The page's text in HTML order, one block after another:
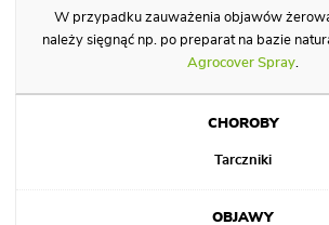
W przypadku zauważenia objawów
należy sięgnąć np. po preparat na bazie
Agrocover Spray.
Tarczniki